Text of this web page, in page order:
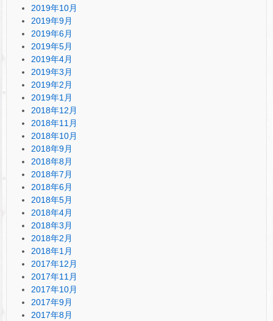
2019年10月
2019年9月
2019年6月
2019年5月
2019年4月
2019年3月
2019年2月
2019年1月
2018年12月
2018年11月
2018年10月
2018年9月
2018年8月
2018年7月
2018年6月
2018年5月
2018年4月
2018年3月
2018年2月
2018年1月
2017年12月
2017年11月
2017年10月
2017年9月
2017年8月